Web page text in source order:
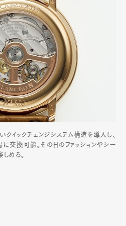
クイックチェンジシステム構造を導入し、
交換可能。その日のファッションやシー
める。